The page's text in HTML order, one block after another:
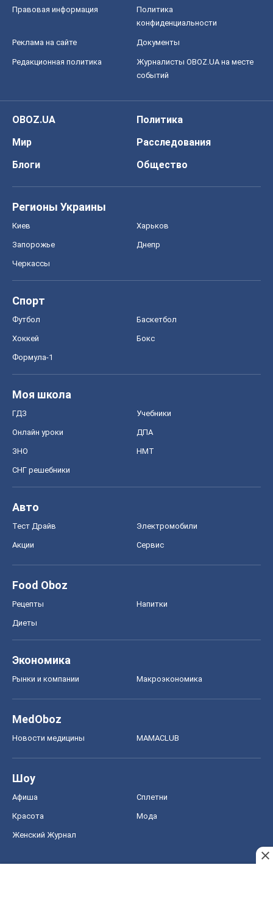
Правовая информация
Политика
конфиденциальности
Реклама на сайте Документы
Редакционная политика
Журналисты OBOZ.UA на месте
событий
OBOZ.UA
Политика
Мир
Расследования
Блоги
Общество
Регионы Украины
Киев Харьков
Запорожье Днепр
Черкассы
Спорт
Футбол Баскетбол
Хоккей Бокс
Формула-1
Моя школа
ГДЗ Учебники
Онлайн уроки ДПА
ЗНО НМТ
СНГ решебники
Авто
Тест Драйв Электромобили
Акции Сервис
Food Oboz
Рецепты Напитки
Диеты
Экономика
Рынки и компании Mакроэкономика
MedOboz
Новости медицины MAMACLUB
Шоу
Афиша Сплетни
Красота Мода
Женский Журнал